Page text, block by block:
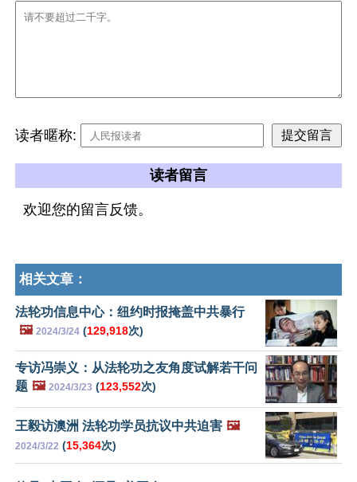
读者暱称:
读者留言
欢迎您的留言反馈。
相关文章：
法轮功信息中心：纽约时报掩盖中共暴行
🖼️ 2024/3/24 (129,918次)
专访冯崇义：从法轮功之友角度试解若干问
题 🖼️ 2024/3/23 (123,552次)
王毅访澳洲 法轮功学员抗议中共迫害 🖼️
2024/3/22 (15,364次)